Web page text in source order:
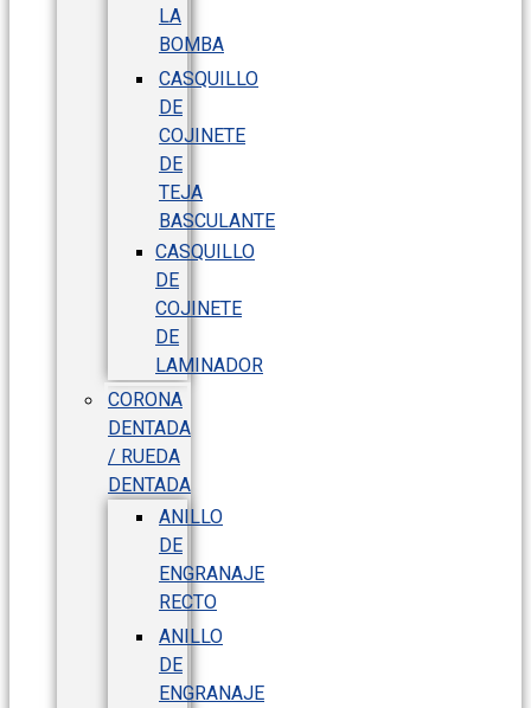
LA
BOMBA
CASQUILLO
DE
COJINETE
DE
TEJA
BASCULANTE
CASQUILLO
DE
COJINETE
DE
LAMINADOR
CORONA
DENTADA
/ RUEDA
DENTADA
ANILLO
DE
ENGRANAJE
RECTO
ANILLO
DE
ENGRANAJE